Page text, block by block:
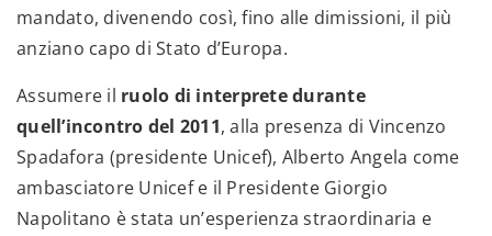
mandato, divenendo così, fino alle dimissioni, il più
anziano capo di Stato d’Europa.
Assumere il ruolo di interprete durante
quell’incontro del 2011, alla presenza di Vincenzo
Spadafora (presidente Unicef), Alberto Angela come
ambasciatore Unicef e il Presidente Giorgio
Napolitano è stata un’esperienza straordinaria e